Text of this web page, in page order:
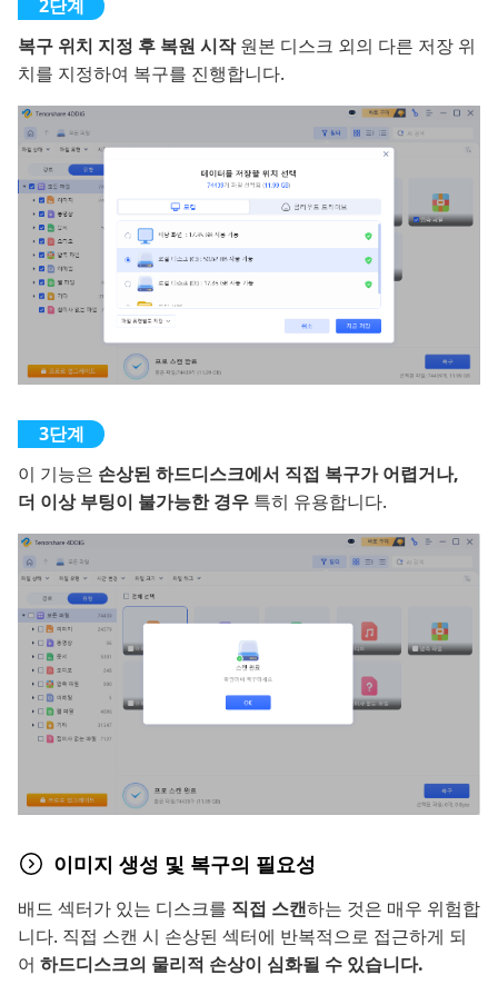
복구 위치 지정 후 복원 시작원본 디스크 외의 다른 저장 위
치를 지정하여 복구를 진행합니다.
이 기능은 손상된 하드디스크에서 직접 복구가 어렵거나,
더 이상 부팅이 불가능한 경우 특히 유용합니다.
이미지 생성 및 복구의 필요성
배드 섹터가 있는 디스크를 직접 스캔하는 것은 매우 위험합
니다. 직접 스캔 시 손상된 섹터에 반복적으로 접근하게 되
어 하드디스크의 물리적 손상이 심화될 수 있습니다.